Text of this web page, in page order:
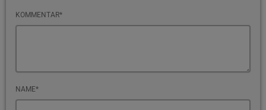
KOMMENTAR*
NAME*